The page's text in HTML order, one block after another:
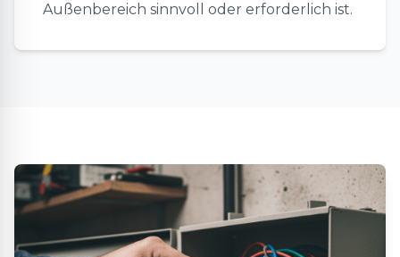
Außenbereich sinnvoll oder erforderlich ist.